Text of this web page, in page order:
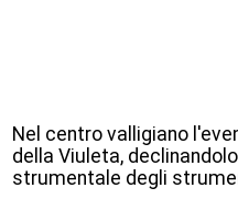
Nel centro valligiano
della Viuleta,
strumentale degli